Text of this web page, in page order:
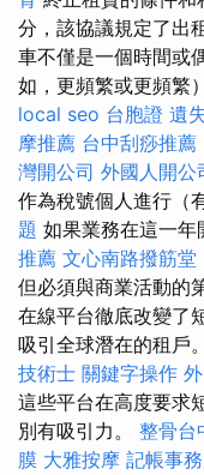
分，該協議規定了出
車不僅是一個時間或
如，更頻繁或更頻繁​​
local seo 台胞證 遺
摩推薦 台中刮痧推薦
灣開公司 外國人開公
作為稅號個人進行（
題 如果業務在這一
推薦 文心南路撥筋堂
但必須與商業活動的
在線平台徹底改變了
吸引全球潛在的租戶。
技術士 關鍵字操作
這些平台在高度要求
別有吸引力。 整骨台
膜 大雅按摩 記帳事